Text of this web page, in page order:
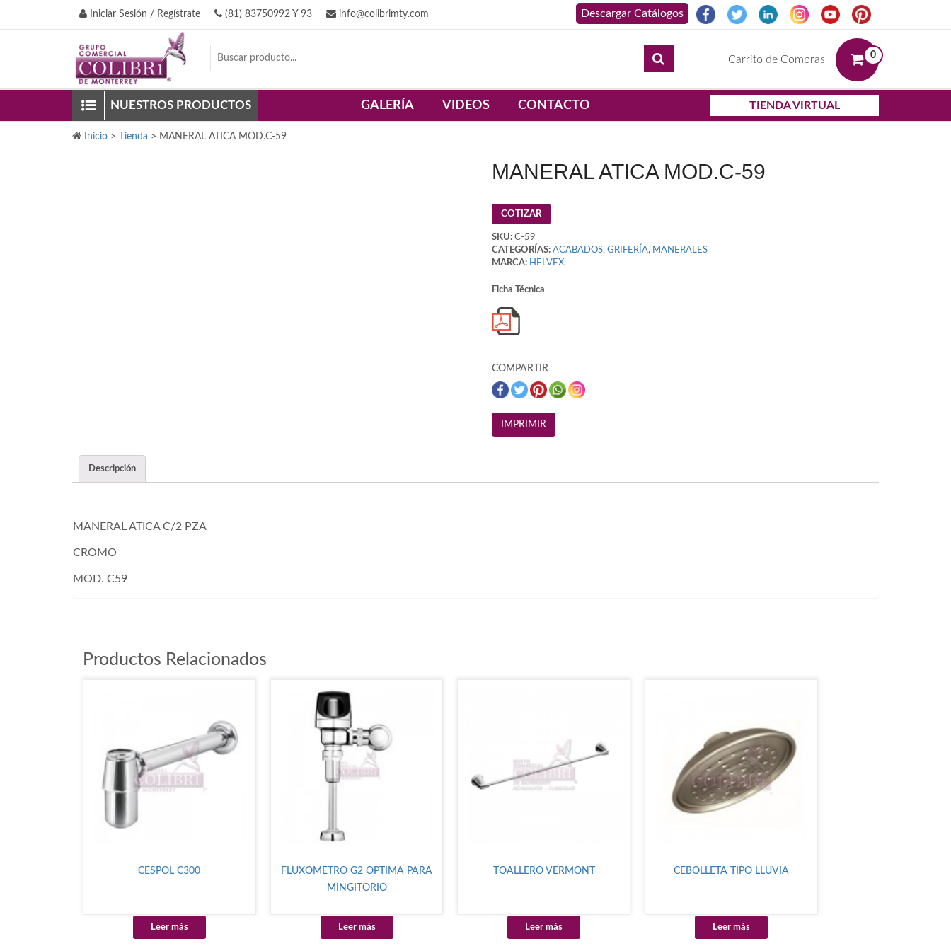
Iniciar Sesión / Regístrate (81) 83750992 Y 93 info@colibrimty.com
Carrito de Compras 0
NUESTROS PRODUCTOS GALERÍA VIDEOS CONTACTO TIENDA VIRTUAL
Inicio > Tienda > MANERAL ATICA MOD.C-59
MANERAL ATICA MOD.C-59
COTIZAR
SKU:C-59
CATEGORÍAS: ACABADOS, GRIFERÍA, MANERALES
MARCA: HELVEX,
Ficha Técnica
COMPARTIR
Descripción
MANERAL ATICA C/2 PZA
CROMO
MOD. C59
Productos Relacionados
CESPOL C300
Leer más
FLUXOMETRO G2 OPTIMA PARA
MINGITORIO
Leer más
TOALLERO VERMONT
Leer más
CEBOLLETA TIPO LLUVIA
Leer más